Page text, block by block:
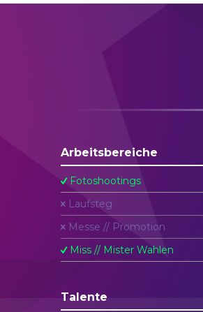
Arbeitsbereiche
Fotoshootings
Laufsteg
Messe // Promotion
Miss // Mister Wahlen
Talente